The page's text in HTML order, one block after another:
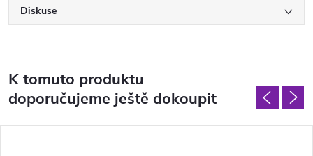
Diskuse
K tomuto produktu
doporučujeme ještě dokoupit